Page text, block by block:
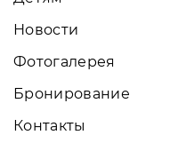
Новости
Фотогалерея
Бронирование
Контакты